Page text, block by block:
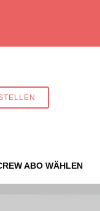
ABO WÄHLEN